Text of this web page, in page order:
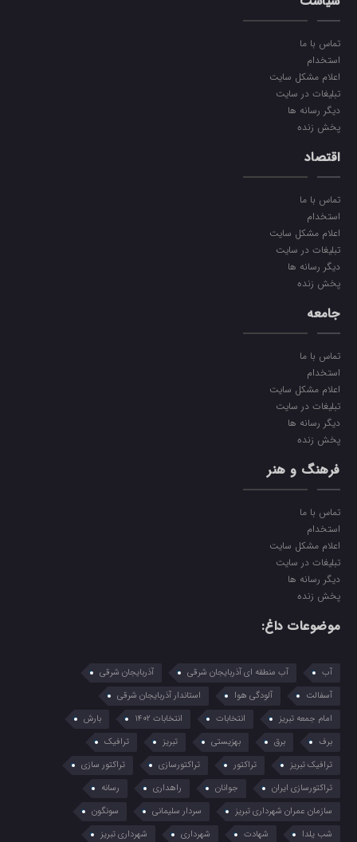
تماس با ما
استخدام
اعلام مشکل سایت
تبلیغات در سایت
دیگر رسانه ها
پخش زنده
اقتصاد
تماس با ما
استخدام
اعلام مشکل سایت
تبلیغات در سایت
دیگر رسانه ها
پخش زنده
جامعه
تماس با ما
استخدام
اعلام مشکل سایت
تبلیغات در سایت
دیگر رسانه ها
پخش زنده
فرهنگ و هنر
تماس با ما
استخدام
اعلام مشکل سایت
تبلیغات در سایت
دیگر رسانه ها
پخش زنده
موضوعات داغ:
آب آب منطقه ای آذربایجان شرقی
آذربایجان شرقی
آسفالت
آلودگی هوا
استاندار آذربایجان شرقی
امام جمعه تبریز
انتخابات انتخابات 1402
بارش
برف
برق بهزیستی تبریز
ترافیک
ترافیک تبریز
تراکتور تراکتورسازی
تراکتور سازی
تراکتورسازی ایران
جوانان راهداری
رسانه
سازمان عمران شهرداری تبریز
سردار سلیمانی
سونگون
شب یلدا
شهادت شهرداری شهرداری تبریز